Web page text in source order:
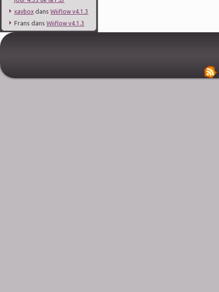
xavbox dans Wiiflow v4.1.3
Frans dans Wiiflow v4.1.3